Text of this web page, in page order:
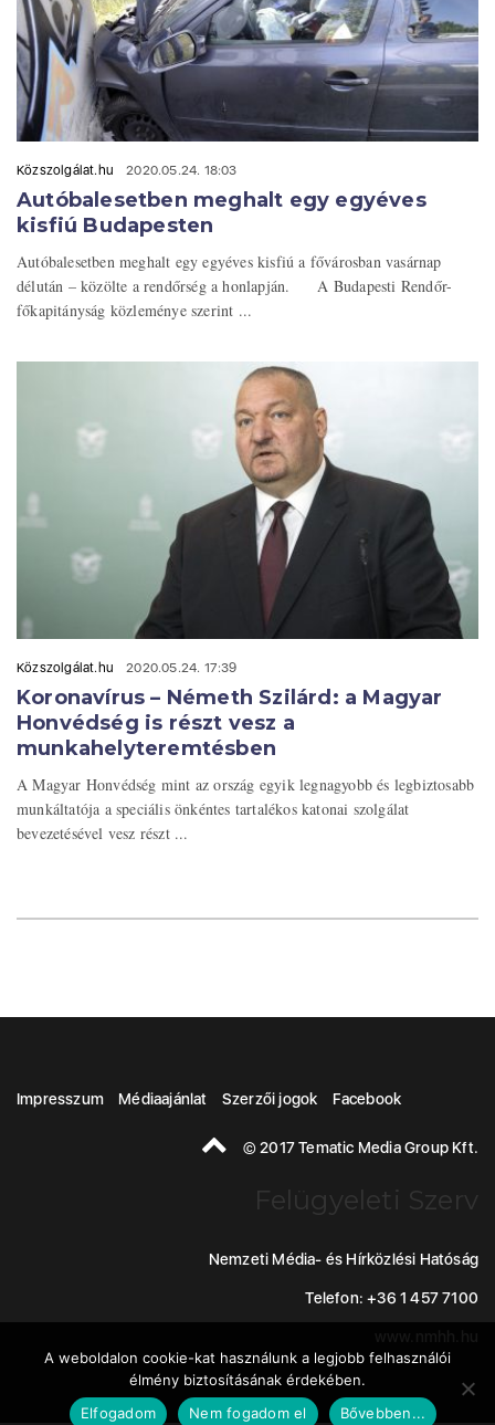
Közszolgálat.hu 2020.05.24. 18:03
Autóbalesetben meghalt egy egyéves
kisfiú Budapesten
Autóbalesetben meghalt egy egyéves kisfiú a fővárosban vasárnap
délután – közölte a rendőrség a honlapján. A Budapesti Rendőr-
főkapitányság közleménye szerint ...
Közszolgálat.hu 2020.05.24. 17:39
Koronavírus – Németh Szilárd: a Magyar
Honvédség is részt vesz a
munkahelyteremtésben
A Magyar Honvédség mint az ország egyik legnagyobb és legbiztosabb
munkáltatója a speciális önkéntes tartalékos katonai szolgálat
bevezetésével vesz részt ...
Impresszum Médiaajánlat Szerzői jogok Facebook
© 2017 Tematic Media Group Kft.
Felügyeleti Szerv
Nemzeti Média- és Hírközlési Hatóság
Telefon: +36 1 457 7100
A weboldalon cookie-kat használunk a legjobb felhasználói
élmény biztosításának érdekében.
Elfogadom
Nem fogadom el Bővebben...